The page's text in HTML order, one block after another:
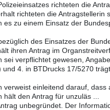
richteten die
richteten die Antragstellerin
es zu einem Einsatz der
des Einsatzes der
ihren Antrag im
sei verpflichtet gewesen,
und 4. in BTDrucks 17/5270
verweist einleitend darauf, dass
hält den Antrag für unzuläs ...
unbegründet. Der